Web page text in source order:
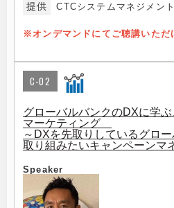
提供 CTCシステムマネジメン
※オンデマンドにてご聴講いただ
C-02
グローバルバンクのDXに学
マーケティング
～DXを先取りしているグロ
取り組みたいキャンペーンマ
Speaker